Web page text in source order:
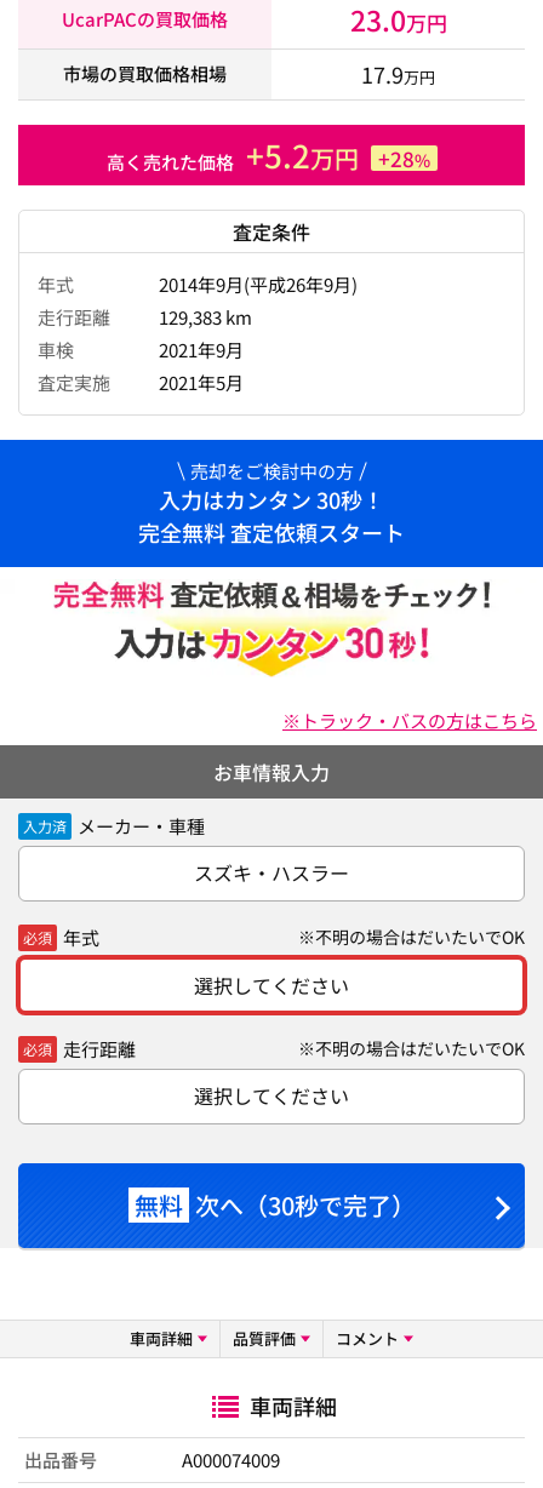
UcarPACの買取価格 23.0万円
市場の買取価格相場 17.9万円
高く売れた価格 +5.2万円 +28%
査定条件
年式
2014年9月(平成26年9月)
走行距離
129,383 km
車検
2021年9月
査定実施
2021年5月
売却をご検討中の方
入力はカンタン 30秒！
完全無料 査定依頼スタート
※トラック・バスの方はこちら
お車情報入力
入力済 メーカー・車種
スズキ・ハスラー
必須 年式 ※不明の場合はだいたいでOK
選択してください
必須 走行距離 ※不明の場合はだいたいでOK
選択してください
無料 次へ（30秒で完了）
車両詳細 品質評価 コメント
車両詳細
出品番号
A000074009